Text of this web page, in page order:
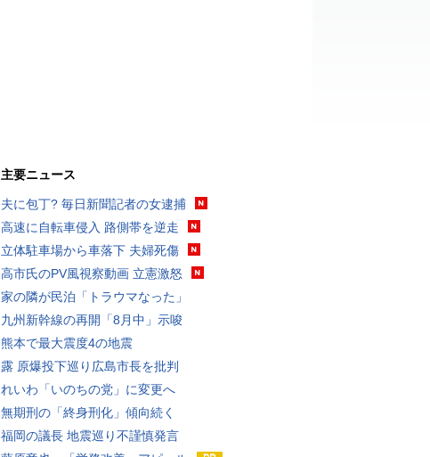
主要ニュース
夫に包丁? 毎日新聞記者の女逮捕
高速に自転車侵入 路側帯を逆走
立体駐車場から車落下 夫婦死傷
高市氏のPV風視察動画 立憲激怒
家の隣が民泊「トラウマなった」
九州新幹線の再開「8月中」示唆
熊本で最大震度4の地震
露 原爆投下巡り広島市長を批判
れいわ「いのちの党」に変更へ
無期刑の「終身刑化」傾向続く
福岡の議長 地震巡り不謹慎発言